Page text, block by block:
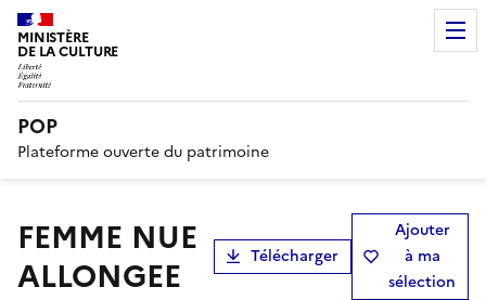
MINISTÈRE
DE LA CULTURE
POP
Plateforme ouverte du patrimoine
FEMME NUE
ALLONGEE
Télécharger
Ajouter
à ma
sélection